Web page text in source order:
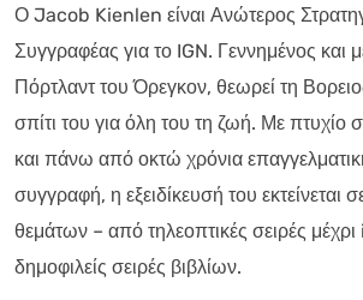
Ο Jacob Kienlen είναι Ανώτερος
Συγγραφέας για το IGN. Γεννημένος και
Πόρτλαντ του Όρεγκον, θεωρεί τη
σπίτι του για όλη του τη ζωή. Με πτυχίο
και πάνω από οκτώ χρόνια
συγγραφή, η εξειδίκευσή του εκτείνεται
θεμάτων – από τηλεοπτικές σειρές μέχρι
δημοφιλείς σειρές βιβλίων.